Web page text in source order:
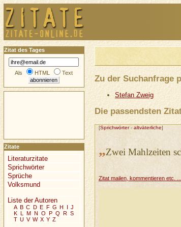
Zu der Suchanfrage
Stefan Zweig
Die passendsten
[Sprichwörter- altväterliche]
„Zwei Mahlzeiten
Zitat mailen, kommentieren etc. ...
Zitat des Tages
Als HTML Text
Zitate
Literaturzitate
Sprichwörter
Sprüche
Volksmund
Liste der Autoren
A B C D E F G H I J
K L M N O P Q R S
T U V W X Y Z